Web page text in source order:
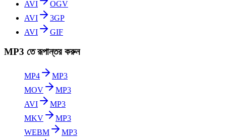
AVI
OGV
AVI
3GP
AVI
GIF
MP3 তে রূপান্তর করুন
MP4
MP3
MOV
MP3
AVI
MP3
MKV
MP3
WEBM
MP3